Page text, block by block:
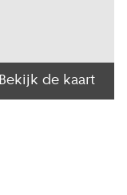
Bekijk de kaart